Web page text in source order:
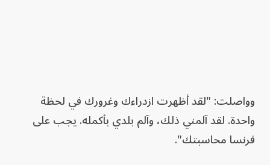
وواصلت: "لقد أظهرت ازدراءك وغرورك في لحظة
واحدة. لقد آلمني ذلك، وآلم بلدي بأكمله. يجب على
فرنسا محاسبتك".